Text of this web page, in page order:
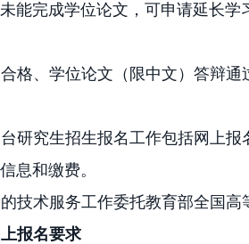
能完成学位论文，可申请延长
格、学位论文（限中文）答辩
研究生招生报名工作包括网上报
息和缴费。
技术服务工作委托教育部全国高
上报名要求